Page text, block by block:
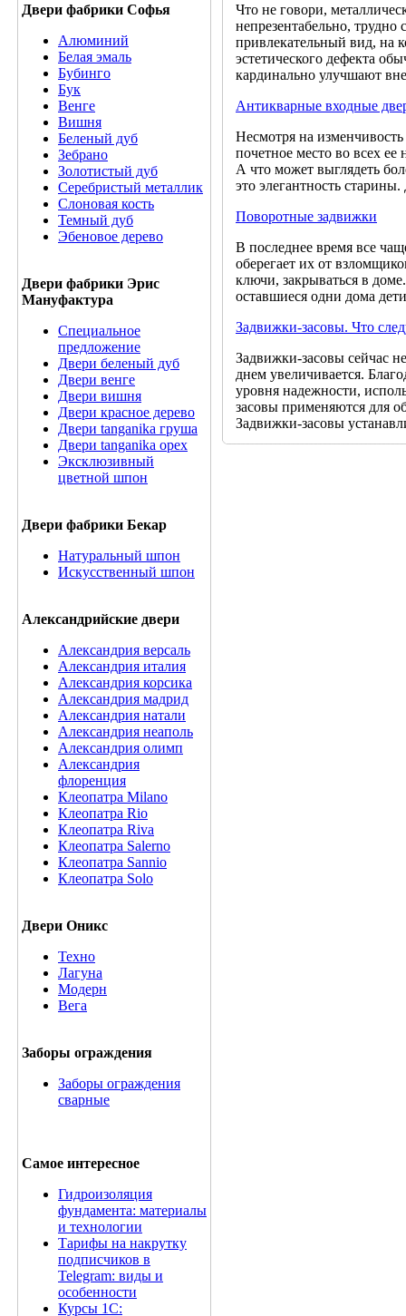
Двери фабрики Софья
Алюминий
Белая эмаль
Бубинго
Бук
Венге
Вишня
Беленый дуб
Зебрано
Золотистый дуб
Серебристый металлик
Слоновая кость
Темный дуб
Эбеновое дерево
Двери фабрики Эрис
Мануфактура
Специальное
предложение
Двери беленый дуб
Двери венге
Двери вишня
Двери красное дерево
Двери tanganika груша
Двери tanganika oрех
Эксклюзивный
цветной шпон
Двери фабрики Бекар
Натуральный шпон
Искусственный шпон
Александрийские двери
Александрия версаль
Александрия италия
Александрия корсика
Александрия мадрид
Александрия натали
Александрия неаполь
Александрия олимп
Александрия
флоренция
Клеопатра Milano
Клеопатра Rio
Клеопатра Riva
Клеопатра Salerno
Клеопатра Sannio
Клеопатра Solo
Двери Оникс
Техно
Лагуна
Модерн
Вега
Заборы ограждения
Заборы ограждения
сварные
Самое интересное
Гидроизоляция
фундамента: материалы
и технологии
Тарифы на накрутку
подписчиков в
Telegram: виды и
особенности
Курсы 1С:
Что не говори,
непрезентабельно,
привлекательный вид, на
эстетического дефекта
кардинально улучшают
Антикварные входные
Несмотря на
почетное место во всех
А что может выглядеть
это элегантность
Поворотные задвижки
В последнее время все
оберегает их от
ключи, закрываться в
оставшиеся одни дома
Задвижки-засовы. Что
Задвижки-засовы сейчас
днем увеличивается.
уровня надежности,
засовы применяются для
Задвижки-засовы